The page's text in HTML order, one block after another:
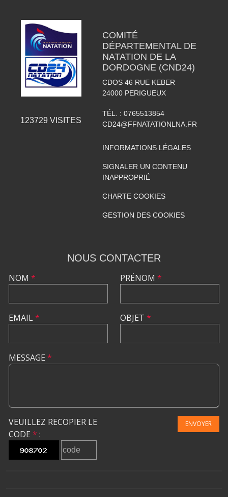
123729 VISITES
COMITÉ
DÉPARTEMENTAL DE
NATATION DE LA
DORDOGNE (CND24)
CDOS 46 RUE KEBER
24000 PERIGUEUX
TÉL. : 0765513854
CD24@FFNATATIONLNA.FR
INFORMATIONS LÉGALES
SIGNALER UN CONTENU
INAPPROPRIÉ
CHARTE COOKIES
GESTION DES COOKIES
NOUS CONTACTER
NOM *
EMAIL*
PRÉNOM *
OBJET *
MESSAGE *
VEUILLEZ RECOPIER LE
CODE * :
ENVOYER